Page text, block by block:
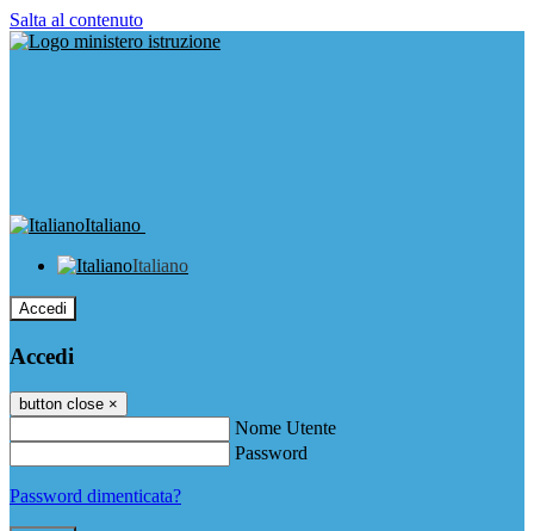
Salta al contenuto
Italiano
Italiano
Accedi
Accedi
button close ×
Nome Utente
Password
Password dimenticata?